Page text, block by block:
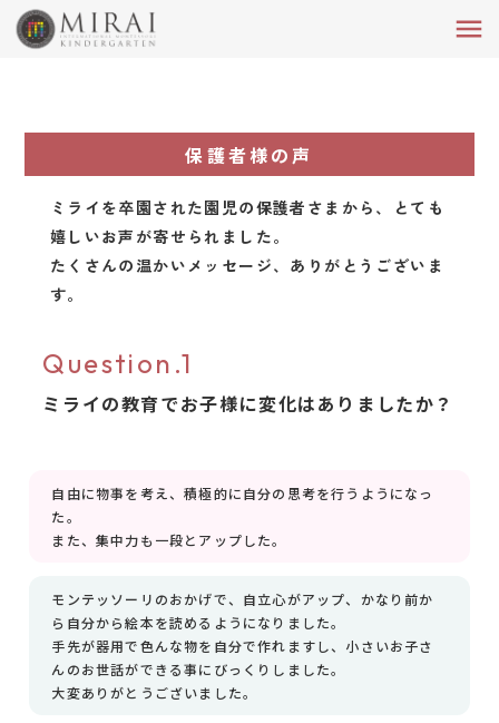
保護者様の声
ミライを卒園された園児の保護者さまから、とても
嬉しいお声が寄せられました。
たくさんの温かいメッセージ、ありがとうございま
す。
Question.1
ミライの教育でお子様に変化はありましたか？
自由に物事を考え、積極的に自分の思考を行うようになっ
た。
また、集中力も一段とアップした。
モンテッソーリのおかげで、自立心がアップ、かなり前か
ら自分から絵本を読めるようになりました。
手先が器用で色んな物を自分で作れますし、小さいお子さ
んのお世話ができる事にびっくりしました。
大変ありがとうございました。
menu